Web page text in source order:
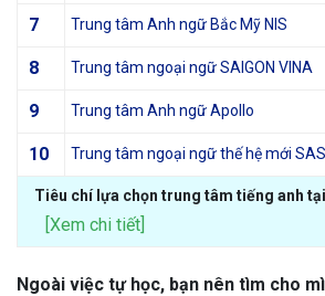
7 Trung tâm Anh ngữ Bắc Mỹ NIS
8 Trung tâm ngoại ngữ SAIGON VINA
9 Trung tâm Anh ngữ Apollo
10 Trung tâm ngoại ngữ thế hệ mới SAS
Tiêu chí lựa chọn trung tâm tiếng anh
[Xem chi tiết]
Ngoài việc tự học, bạn nên tìm cho